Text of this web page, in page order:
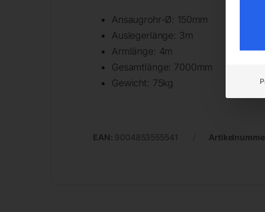
Ansaugrohr-Ø: 150mm
Auslegerlänge: 3m
Armlänge: 4m
Gesamtlänge: 7000mm
Gewicht: 75kg
EAN: 9004853555541